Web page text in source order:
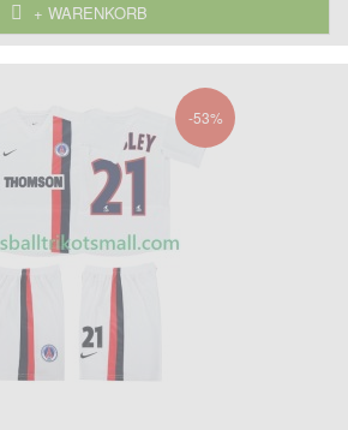
+ WARENKORB
-53%